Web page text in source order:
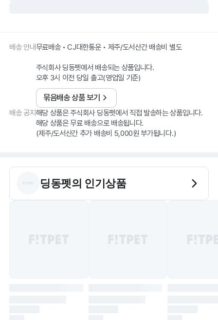
배송 안내무료배송 • CJ대한통운 • 제주/도서산간 배송비 별도
주식회사 딩동펫에서 배송되는 상품입니다.
오후 3시 이전 당일 출고(영업일 기준)
묶음배송 상품 보기
배송 공지해당 상품은 주식회사 딩동펫에서 직접 발송하는 상품입니다.
해당 상품은 무료 배송으로 배송됩니다.
딩동펫의 인기상품